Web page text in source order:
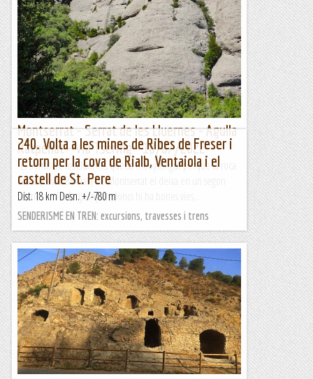
Montserrat - Serrat de les Lluernes - Agulla
Ratpenat - Via Tsering - 10/07/2022
El Serrat de les Lluernes queda menystingut perquè la roca
reina (Cavall Bernat) de Montserrat el deixa en un segon
terme, un fet força injust, doncs hi ha bones vies,...
Manel&Ita
240. Volta a les mines de Ribes de Freser i
retorn per la cova de Rialb, Ventaiola i el
castell de St. Pere
Dist. 18 km Desn. +/-780 m
SENDERISME EN TREN: excursions, travesses i trens